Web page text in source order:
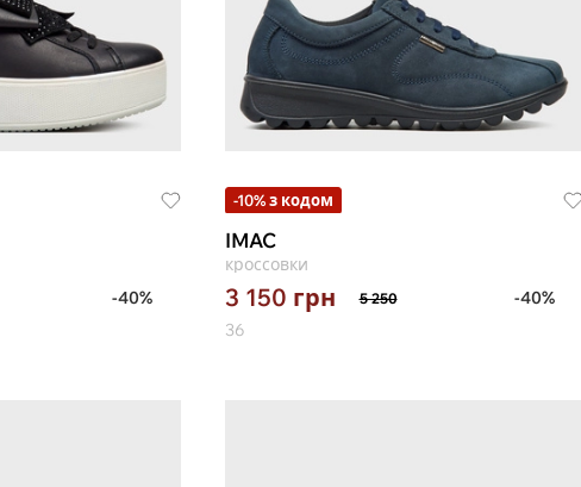
-40%
-10% з кодом
IMAC
кроссовки
3 150 грн 5 250
-40%
36